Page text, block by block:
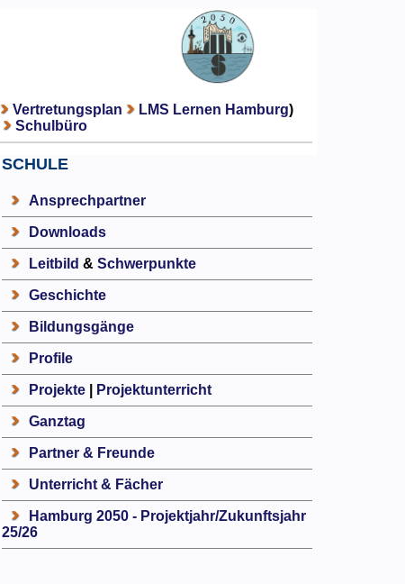
Vertretungsplan LMS Lernen Hamburg)
Schulbüro
SCHULE
Ansprechpartner
Downloads
Leitbild & Schwerpunkte
Geschichte
Bildungsgänge
Profile
Projekte| Projektunterricht
Ganztag
Partner & Freunde
Unterricht & Fächer
Hamburg 2050 - Projektjahr/Zukunftsjahr
25/26